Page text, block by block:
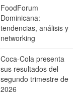
FoodForum
Dominicana:
tendencias, análisis y
networking
Coca-Cola presenta
sus resultados del
segundo trimestre de
2026